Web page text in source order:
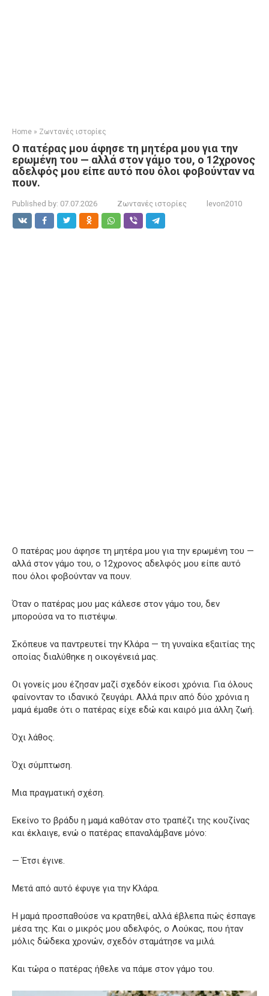
Home » Ζωντανές ιστορίες
Ο πατέρας μου άφησε τη μητέρα μου για την
ερωμένη του — αλλά στον γάμο του, ο 12χρονος
αδελφός μου είπε αυτό που όλοι φοβούνταν να
πουν.
Published by: 07.07.2026 Ζωντανές ιστορίες levon2010
Ο πατέρας μου άφησε τη μητέρα μου για την ερωμένη του —
αλλά στον γάμο του, ο 12χρονος αδελφός μου είπε αυτό
που όλοι φοβούνταν να πουν.
Όταν ο πατέρας μου μας κάλεσε στον γάμο του, δεν
μπορούσα να το πιστέψω.
Σκόπευε να παντρευτεί την Κλάρα — τη γυναίκα εξαιτίας της
οποίας διαλύθηκε η οικογένειά μας.
Οι γονείς μου έζησαν μαζί σχεδόν είκοσι χρόνια. Για όλους
φαίνονταν το ιδανικό ζευγάρι. Αλλά πριν από δύο χρόνια η
μαμά έμαθε ότι ο πατέρας είχε εδώ και καιρό μια άλλη ζωή.
Όχι λάθος.
Όχι σύμπτωση.
Μια πραγματική σχέση.
Εκείνο το βράδυ η μαμά καθόταν στο τραπέζι της κουζίνας
και έκλαιγε, ενώ ο πατέρας επαναλάμβανε μόνο:
— Έτσι έγινε.
Μετά από αυτό έφυγε για την Κλάρα.
Η μαμά προσπαθούσε να κρατηθεί, αλλά έβλεπα πώς έσπαγε
μέσα της. Και ο μικρός μου αδελφός, ο Λούκας, που ήταν
μόλις δώδεκα χρονών, σχεδόν σταμάτησε να μιλά.
Και τώρα ο πατέρας ήθελε να πάμε στον γάμο του.